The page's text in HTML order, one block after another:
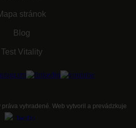
stránok
Blog
Test Vitality
práva vyhradené. Web vytvoril a prevádzkuje